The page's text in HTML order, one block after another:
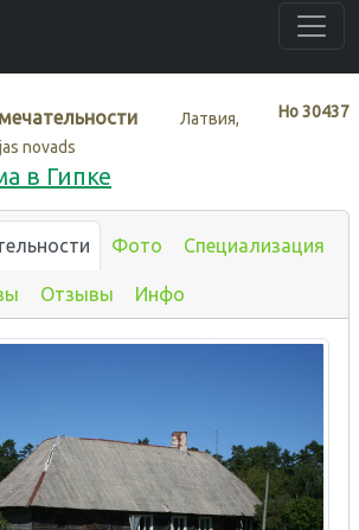
Нo30437
Латвия,
novads
в Гипке
Фото Специализация
Отзывы Инфо